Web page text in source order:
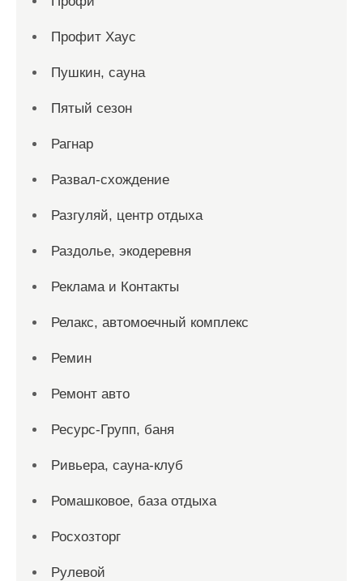
Профит Хаус
Пушкин, сауна
Пятый сезон
Рагнар
Развал-схождение
Разгуляй, центр отдыха
Раздолье, экодеревня
Реклама и Контакты
Релакс, автомоечный комплекс
Ремин
Ремонт авто
Ресурс-Групп, баня
Ривьера, сауна-клуб
Ромашковое, база отдыха
Росхозторг
Рулевой